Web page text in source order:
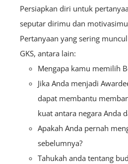
Persiapkan diri untuk
seputar dirimu dan
Pertanyaan yang sering
GKS, antara lain:
Mengapa kamu memilih
Jika Anda menjadi
dapat membantu
kuat antara negara Anda
Apakah Anda pernah
sebelumnya?
Tahukah anda tentang